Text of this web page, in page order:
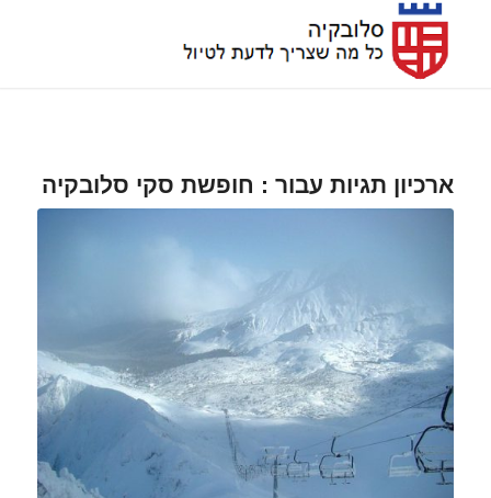
ארכיון תגיות עבור : חופשת סקי סלובקיה